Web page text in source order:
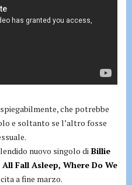
che potrebbe
e soltanto se l’altro fosse
nuovo singolo diBillie
Fall Asleep, Where Do We
a fine marzo.